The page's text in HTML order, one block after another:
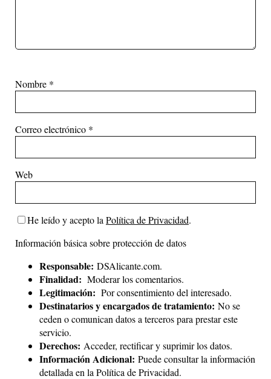
Nombre *
Correo electrónico *
Web
He leído y acepto la Política de Privacidad.
Información básica sobre protección de datos
Responsable: DSAlicante.com.
Finalidad: Moderar los comentarios.
Legitimación: Por consentimiento del interesado.
Destinatarios y encargados de tratamiento: No se
ceden o comunican datos a terceros para prestar este
servicio.
Derechos: Acceder, rectificar y suprimir los datos.
Información Adicional: Puede consultar la información
detallada en la Política de Privacidad.